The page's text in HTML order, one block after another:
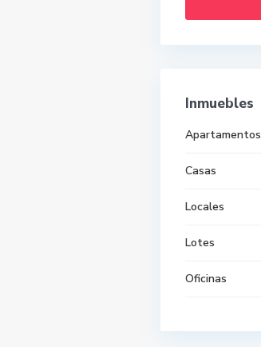
Inmuebles
Apartamentos
Casas
Locales
Lotes
Oficinas